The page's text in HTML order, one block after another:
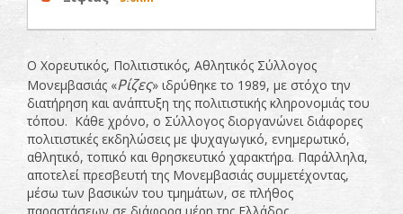
Ο Χορευτικός, Πολιτιστικός, Αθλητικός Σύλλογος
Μονεμβασιάς «Ρίζες» ιδρύθηκε το 1989, με στόχο την
διατήρηση και ανάπτυξη της πολιτιστικής κληρονομιάς του
τόπου. Κάθε χρόνο, ο Σύλλογος διοργανώνει διάφορες
πολιτιστικές εκδηλώσεις με ψυχαγωγικό, ενημερωτικό,
αθλητικό, τοπικό και θρησκευτικό χαρακτήρα. Παράλληλα,
αποτελεί πρεσβευτή της Μονεμβασιάς συμμετέχοντας,
μέσω των βασικών του τμημάτων, σε πλήθος